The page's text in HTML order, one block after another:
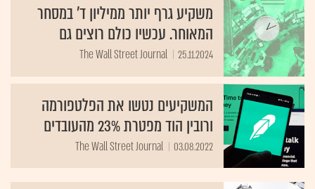
משקיע גרף יותר ממיליון ד' במסחר
המאוחר. עכשיו כולם רוצים גם
25.11.2024
The Wall Street Journal
המשקיעים נטשו את הפלטפורמה
ורובין הוד מפטרת 23% מהעובדים
03.08.2022
The Wall Street Journal